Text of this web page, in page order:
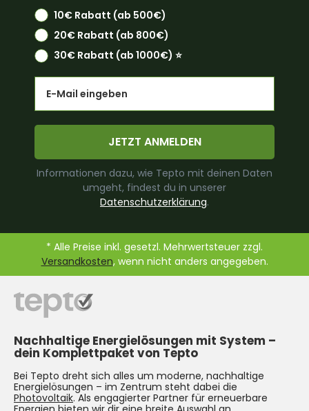
10€ Rabatt (ab 500€)
20€ Rabatt (ab 800€)
30€ Rabatt (ab 1000€) ⭐️
JETZT ANMELDEN
Informationen dazu, wie Tepto mit deinen Daten
umgeht, findest du in unserer
Datenschutzerklärung.
* Alle Preise inkl. gesetzl. Mehrwertsteuer zzgl.
Versandkosten, wenn nicht anders angegeben.
Nachhaltige Energielösungen mit System –
dein Komplettpaket von Tepto
Bei Tepto dreht sich alles um moderne, nachhaltige
Energielösungen – im Zentrum steht dabei die
Photovoltaik. Als engagierter Partner für erneuerbare